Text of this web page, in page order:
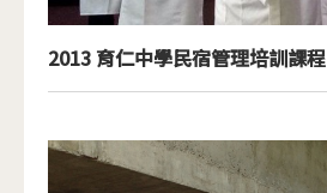
2013 育仁中學民宿管理培訓課程